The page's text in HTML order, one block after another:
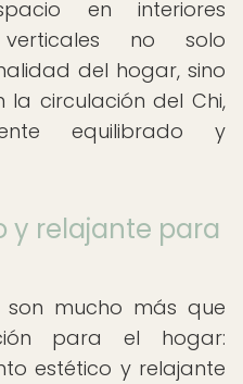
en interiores
no solo
del hogar, sino
la circulación del Chi,
equilibrado y
y relajante para
son mucho más que
para el hogar:
estético y relajante